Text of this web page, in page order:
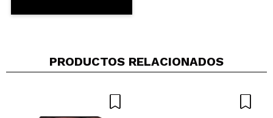
PRODUCTOS RELACIONADOS